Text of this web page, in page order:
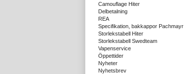
Camouflage Hiter
Delbetalning
REA
Specifikation, bakkappor Pachmayr
Storlekstabell Hiter
Storlekstabell Swedteam
Vapenservice
Öppettider
Nyheter
Nyhetsbrev